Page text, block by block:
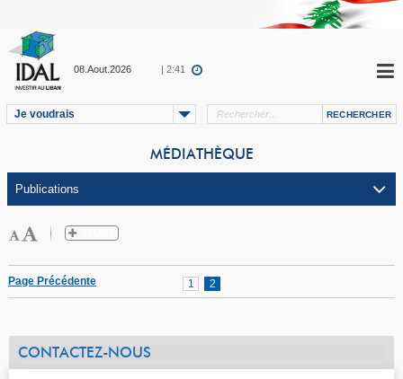
08.Aout.2026 | 2:41
Je voudrais
MÉDIATHÈQUE
1 2
Page Précédente
CONTACTEZ-NOUS